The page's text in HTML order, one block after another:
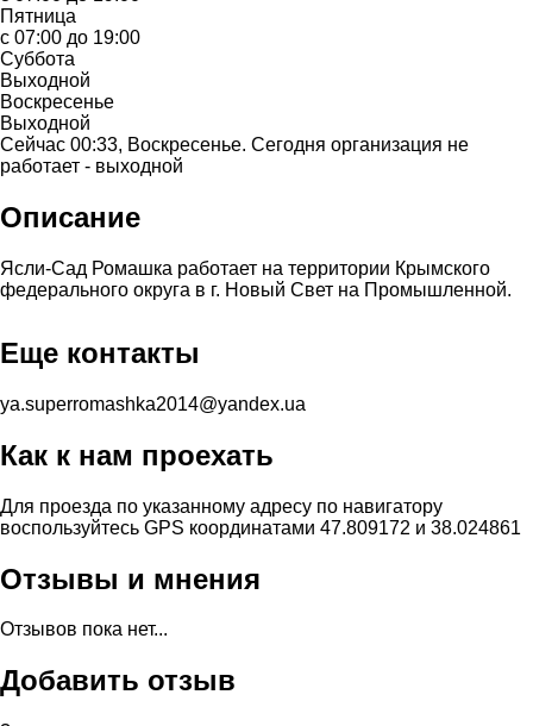
Пятница
с 07:00 до 19:00
Суббота
Выходной
Воскресенье
Выходной
Сейчас 00:33, Воскресенье. Сегодня организация не
работает - выходной
Описание
Ясли-Сад Ромашка работает на территории Крымского
федерального округа в г. Новый Свет на Промышленной.
Еще контакты
ya.superromashka2014@yandex.ua
Как к нам проехать
Для проезда по указанному адресу по навигатору
воспользуйтесь GPS координатами 47.809172 и 38.024861
Отзывы и мнения
Отзывов пока нет...
Добавить отзыв